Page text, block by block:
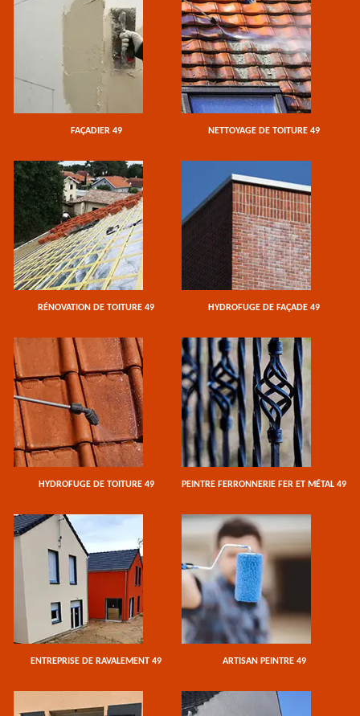
FAÇADIER 49 NETTOYAGE DE TOITURE 49
RÉNOVATION DE TOITURE 49 HYDROFUGE DE FAÇADE 49
HYDROFUGE DE TOITURE 49 PEINTRE FERRONNERIE FER ET MÉTAL 49
ENTREPRISE DE RAVALEMENT 49 ARTISAN PEINTRE 49